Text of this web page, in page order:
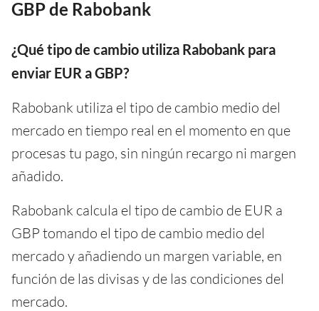
GBP de Rabobank
¿Qué tipo de cambio utiliza Rabobank para
enviar EUR a GBP?
Rabobank utiliza el tipo de cambio medio del
mercado en tiempo real en el momento en que
procesas tu pago, sin ningún recargo ni margen
añadido.
Rabobank calcula el tipo de cambio de EUR a
GBP tomando el tipo de cambio medio del
mercado y añadiendo un margen variable, en
función de las divisas y de las condiciones del
mercado.